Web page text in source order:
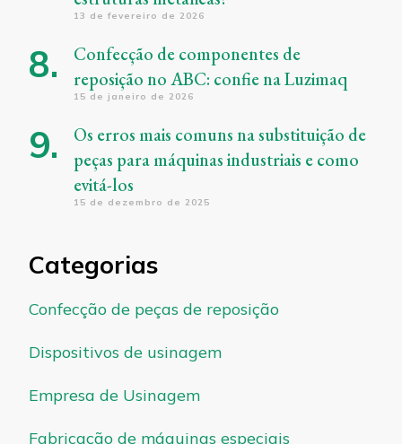
13 de fevereiro de 2026
Confecção de componentes de
reposição no ABC: confie na Luzimaq
15 de janeiro de 2026
Os erros mais comuns na substituição de
peças para máquinas industriais e como
evitá-los
15 de dezembro de 2025
Categorias
Confecção de peças de reposição
Dispositivos de usinagem
Empresa de Usinagem
Fabricação de máquinas especiais